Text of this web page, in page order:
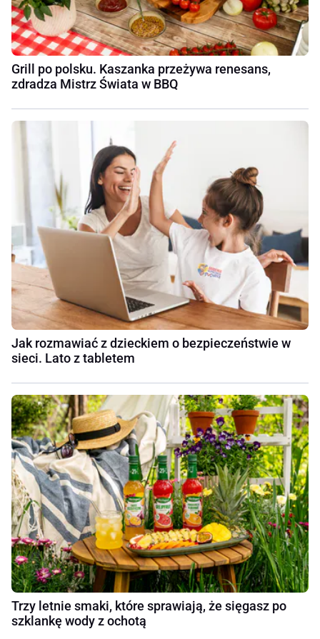
Grill po polsku. Kaszanka przeżywa renesans,
zdradza Mistrz Świata w BBQ
Jak rozmawiać z dzieckiem o bezpieczeństwie w
sieci. Lato z tabletem
Trzy letnie smaki, które sprawiają, że sięgasz po
szklankę wody z ochotą